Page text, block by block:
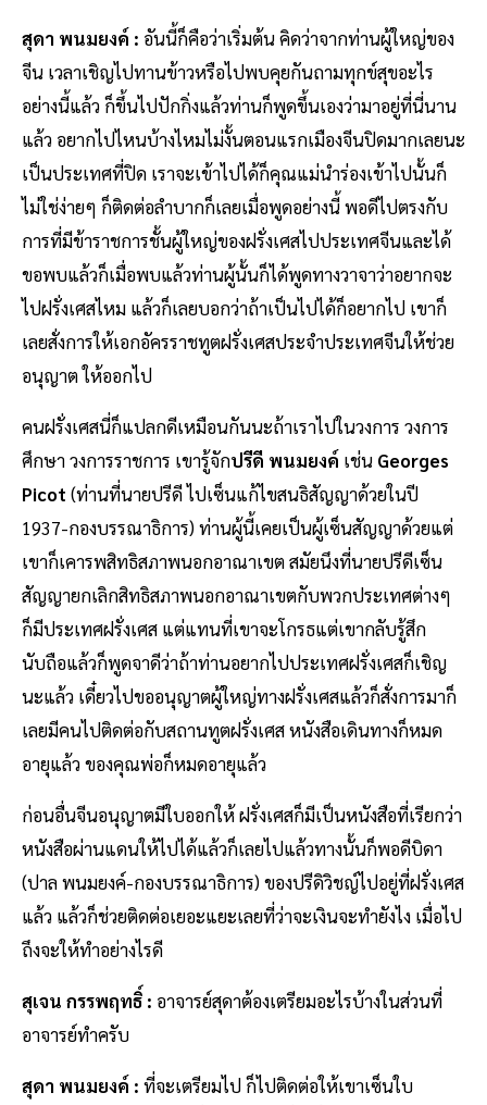
สุดา พนมยงค์ : อันนี้ก็คือว่าเริ่มต้น คิดว่าจากท่านผู้ใหญ่ของ
จีน เวลาเชิญไปทานข้าวหรือไปพบคุยกันถามทุกข์สุขอะไร
อย่างนี้แล้ว ก็ขึ้นไปปักกิ่งแล้วท่านก็พูดขึ้นเองว่ามาอยู่ที่นี่นาน
แล้ว อยากไปไหนบ้างไหมไม่งั้นตอนแรกเมืองจีนปิดมากเลยนะ
เป็นประเทศที่ปิด เราจะเข้าไปได้ก็คุณแม่นำร่องเข้าไปนั้นก็
ไม่ใช่ง่ายๆ ก็ติดต่อลำบากก็เลยเมื่อพูดอย่างนี้ พอดีไปตรงกับ
การที่มีข้าราชการชั้นผู้ใหญ่ของฝรั่งเศสไปประเทศจีนและได้
ขอพบแล้วก็เมื่อพบแล้วท่านผู้นั้นก็ได้พูดทางวาจาว่าอยากจะ
ไปฝรั่งเศสไหม แล้วก็เลยบอกว่าถ้าเป็นไปได้ก็อยากไป เขาก็
เลยสั่งการให้เอกอัครราชทูตฝรั่งเศสประจำประเทศจีนให้ช่วย
อนุญาต ให้ออกไป
คนฝรั่งเศสนี่ก็แปลกดีเหมือนกันนะถ้าเราไปในวงการ วงการ
ศึกษา วงการราชการ เขารู้จักปรีดี พนมยงค์ เช่น Georges
Picot (ท่านที่นายปรีดี ไปเซ็นแก้ไขสนธิสัญญาด้วยในปี
1937-กองบรรณาธิการ) ท่านผู้นี้เคยเป็นผู้เซ็นสัญญาด้วยแต่
เขาก็เคารพสิทธิสภาพนอกอาณาเขต สมัยนึงที่นายปรีดีเซ็น
สัญญายกเลิกสิทธิสภาพนอกอาณาเขตกับพวกประเทศต่างๆ
ก็มีประเทศฝรั่งเศส แต่แทนที่เขาจะโกรธแต่เขากลับรู้สึก
นับถือแล้วก็พูดจาดีว่าถ้าท่านอยากไปประเทศฝรั่งเศสก็เชิญ
นะแล้ว เดี๋ยวไปขออนุญาตผู้ใหญ่ทางฝรั่งเศสแล้วก็สั่งการมาก็
เลยมีคนไปติดต่อกับสถานทูตฝรั่งเศส หนังสือเดินทางก็หมด
อายุแล้ว ของคุณพ่อก็หมดอายุแล้ว
ก่อนอื่นจีนอนุญาตมีใบออกให้ ฝรั่งเศสก็มีเป็นหนังสือที่เรียกว่า
หนังสือผ่านแดนให้ไปได้แล้วก็เลยไปแล้วทางนั้นก็พอดีบิดา
(ปาล พนมยงค์-กองบรรณาธิการ) ของปรีดิวิชญ์ไปอยู่ที่ฝรั่งเศส
แล้ว แล้วก็ช่วยติดต่อเยอะแยะเลยที่ว่าจะเงินจะทำยังไง เมื่อไป
ถึงจะให้ทำอย่างไรดี
สุเจน กรรพฤทธิ์ : อาจารย์สุดาต้องเตรียมอะไรบ้างในส่วนที่
อาจารย์ทำครับ
สุดา พนมยงค์ : ที่จะเตรียมไปก็ไปติดต่อให้เขาเซ็นใบ